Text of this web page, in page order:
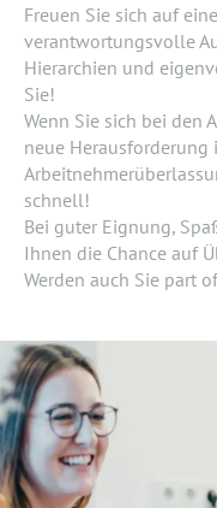
Freuen Sie sich auf
verantwortungsvolle
Hierarchien und
Sie!
Wenn Sie sich bei den
neue Herausforderung
schnell!
Bei guter Eignung,
Ihnen die Chance auf
Werden auch Sie part